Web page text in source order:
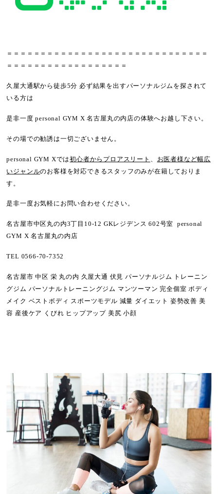
＝＝＝＝＝＝＝＝＝＝＝＝＝＝＝＝＝＝＝＝＝＝＝＝＝＝＝＝＝＝
＝＝＝＝＝＝＝＝＝＝＝＝＝＝＝＝＝＝
久屋大通駅から徒歩5分 必ず結果を出すパーソナルジムを探されて
いる方は
是非一度 personal GYM X 名古屋丸の内店の体験へお越し下さい。
その場での勧誘は一切ございません。
personal GYM Xでは初心者からプロアスリート
お医者様など幅広
いジャンルのお客様を対応できるスタッフのみが在籍しておりま
す。
是非一度お気軽にお問い合わせください。
名古屋市中区丸の内3丁目10-12 GKレジデンス 602号室 personal
GYM X 名古屋丸の内店
TEL 0566-70-7352
名古屋市 中区 栄 丸の内 久屋大通 伏見 パーソナルジム トレーニン
グジム パーソナルトレーニングジム マンツーマン 完全個室 ボディ
メイク ベストボディ スポーツモデル 減量 ダイエット 姿勢改善 美
容 産後ケア くびれ ヒップアップ 美尻 小顔